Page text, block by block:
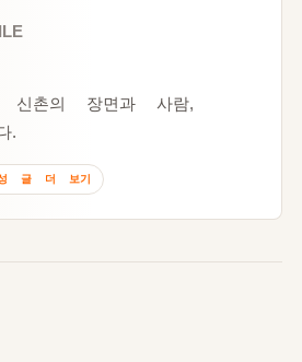
신촌의 장면과 사람,
.
글 더 보기